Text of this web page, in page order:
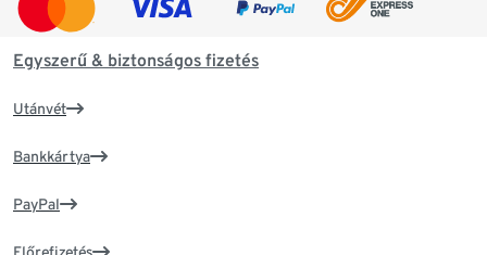
Egyszerű & biztonságos fizetés
Utánvét
Bankkártya
PayPal